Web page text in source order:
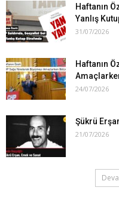
Haftanın
Yanlış
31/07/2026
Haftanın
24/07/2026
Şükrü
21/07/2026